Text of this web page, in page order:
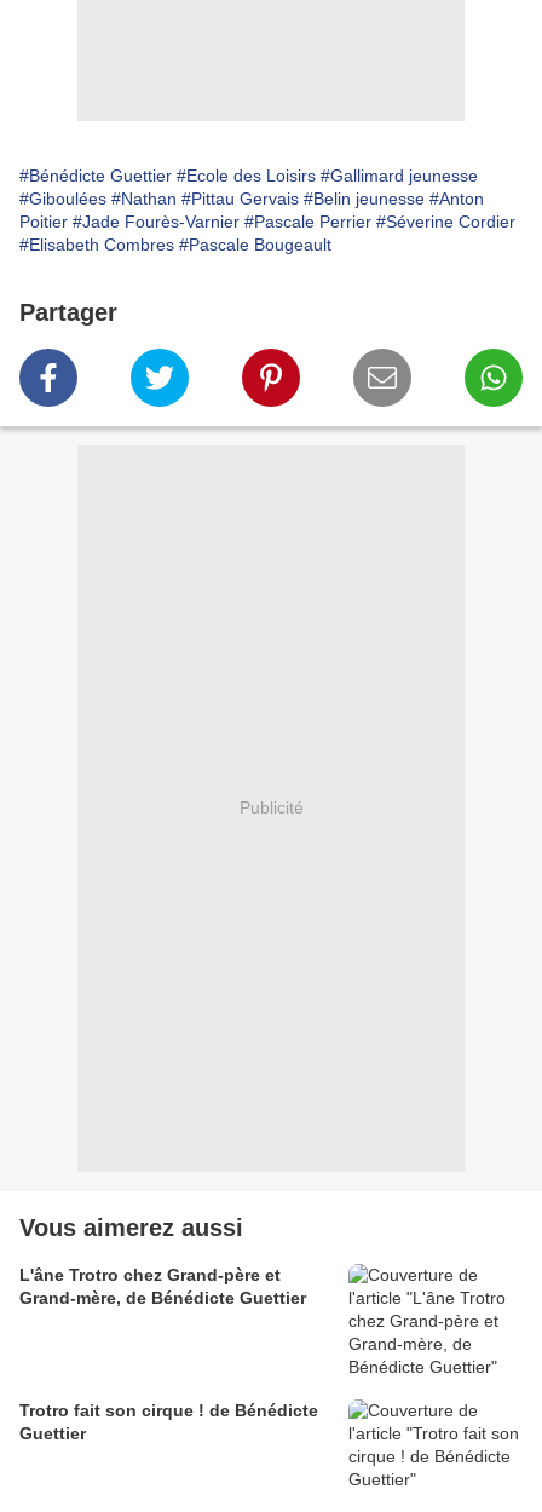
#Bénédicte Guettier #Ecole des Loisirs #Gallimard jeunesse
#Giboulées #Nathan #Pittau Gervais #Belin jeunesse #Anton
Poitier #Jade Fourès-Varnier #Pascale Perrier #Séverine Cordier
#Elisabeth Combres #Pascale Bougeault
Partager
Publicité
Vous aimerez aussi
L'âne Trotro chez Grand-père et
Grand-mère, de Bénédicte Guettier
Trotro fait son cirque ! de Bénédicte
Guettier